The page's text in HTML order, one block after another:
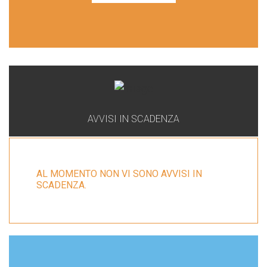
AVVISI IN SCADENZA
AL MOMENTO NON VI SONO AVVISI IN
SCADENZA.